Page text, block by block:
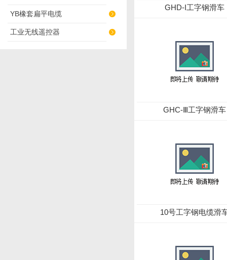
YB橡套扁平电缆
工业无线遥控器
GHD-I工字钢滑车
GHC-Ⅲ工字钢滑车
10号工字钢电缆滑